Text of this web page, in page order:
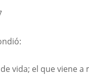
vida; el que viene a